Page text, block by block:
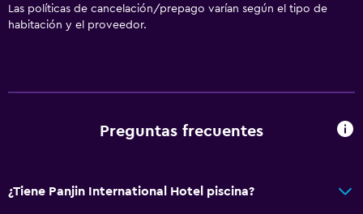
Las políticas de cancelación/prepago varían según el tipo de
habitación y el proveedor.
Preguntas frecuentes
¿Tiene Panjin International Hotel piscina?